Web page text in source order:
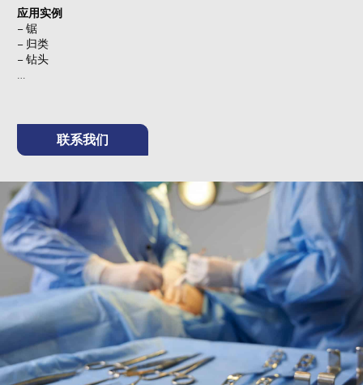
应用实例
– 锯
– 归类
– 钻头
…
联系我们